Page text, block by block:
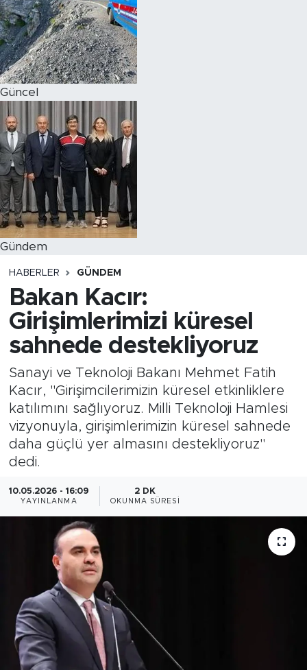
Güncel
Gündem
HABERLER GÜNDEM
Bakan Kacır:
Girişimlerimizi küresel
sahnede destekliyoruz
Sanayi ve Teknoloji Bakanı Mehmet Fatih
Kacır, "Girişimcilerimizin küresel etkinliklere
katılımını sağlıyoruz. Milli Teknoloji Hamlesi
vizyonuyla, girişimlerimizin küresel sahnede
daha güçlü yer almasını destekliyoruz"
dedi.
10.05.2026 - 16:09
YAYINLANMA
2 DK
OKUNMA SÜRESI
Magazin
Özel Haber
Politika
Resmi İlanlar
Sağlık
Spor
Turizm